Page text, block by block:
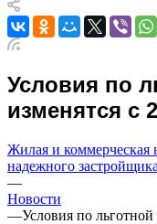
Условия по
изменятся с
Жилая и коммерческая
надежного
—
Новости
—Условия по льготной